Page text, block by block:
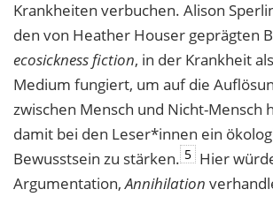
Krankheiten verbuchen. Alison
den von Heather Houser geprägten
ecosicknessfiction, in der Krankheit
Medium fungiert, um auf die
zwischen Mensch und Nicht-Mensch
damit bei den Leser*innen ein
Bewusstsein zu stärken. 5 Hier
Argumentation,Annihilation